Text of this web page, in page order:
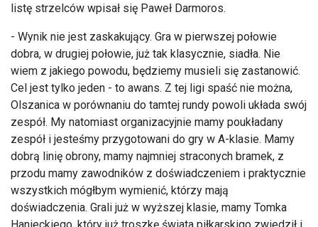
listę strzelców wpisał się Paweł Darmoros.
- Wynik nie jest zaskakujący. Gra w pierwszej połowie
dobra, w drugiej połowie, już tak klasycznie, siadła. Nie
wiem z jakiego powodu, będziemy musieli się zastanowić.
Cel jest tylko jeden - to awans. Z tej ligi spaść nie można,
Olszanica w porównaniu do tamtej rundy powoli układa swój
zespół. My natomiast organizacyjnie mamy poukładany
zespół i jesteśmy przygotowani do gry w A-klasie. Mamy
dobrą linię obrony, mamy najmniej straconych bramek, z
przodu mamy zawodników z doświadczeniem i praktycznie
wszystkich mógłbym wymienić, którzy mają
doświadczenia. Grali już w wyższej klasie, mamy Tomka